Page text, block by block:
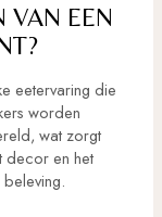
VAN EEN
eetervaring die
worden
wat zorgt
decor en het